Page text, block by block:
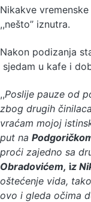
Nikakve
,,nešto’’ iznutra.
Nakon podizanja
sjedam u kafe i
,,Poslije pauze od
zbog drugih
vraćam mojoj
put na
proći zajedno sa
Obradovićem, iz
oštećenje vida,
ovo i gleda očima